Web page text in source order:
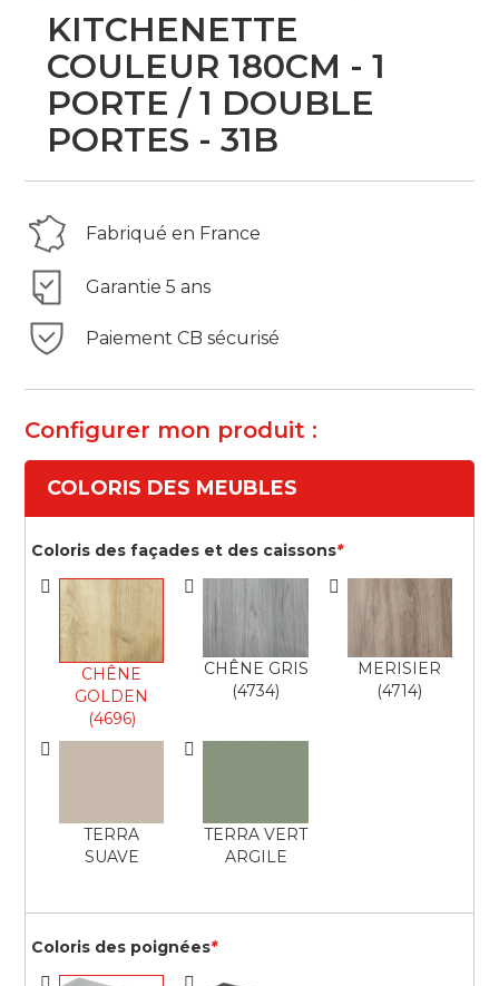
the
beginning
the
images
KITCHENETTE
COULEUR 180CM - 1
PORTE / 1 DOUBLE
PORTES - 31B
Fabriqué en France
Garantie 5 ans
Paiement CB sécurisé
Configurer mon produit :
COLORIS DES MEUBLES
*
Coloris des façades et des caissons
CHÊNE
GOLDEN
(4696)
CHÊNE GRIS
(4734)
MERISIER
(4714)
TERRA
SUAVE
TERRA VERT
ARGILE
*
Coloris des poignées